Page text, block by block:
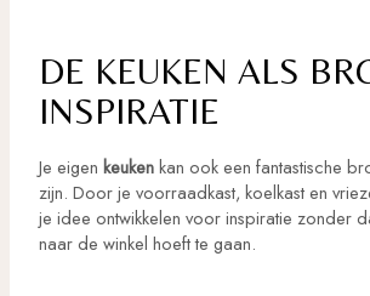
DE KEUKEN ALS
INSPIRATIE
Je eigen keukenkan ook een fantastische
zijn. Door je voorraadkast, koelkast en
je idee ontwikkelen voor inspiratie zonder
naar de winkel hoeft te gaan.